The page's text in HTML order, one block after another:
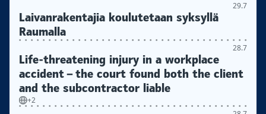
29.7
Laivanrakentajia koulutetaan syksyllä
Raumalla
28.7
Life-threatening injury in a workplace
accident – the court found both the client
and the subcontractor liable
+2